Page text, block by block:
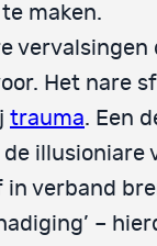
maken.
Het nare
trauma. Een
de illusioniare
verband
–